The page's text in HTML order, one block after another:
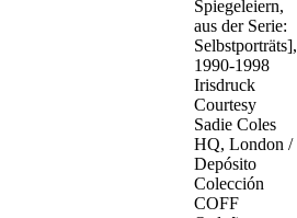
Spiegeleiern,
aus der Serie:
Selbstporträts],
1990-1998
Irisdruck
Courtesy
Sadie Coles
HQ, London /
Depósito
Colección
COFF